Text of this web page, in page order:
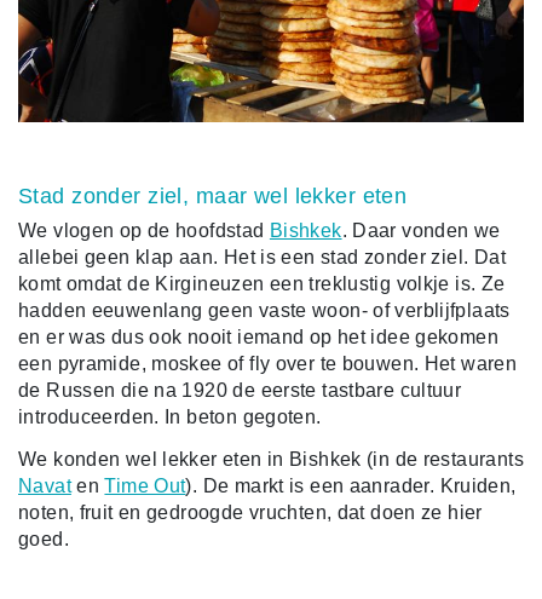
Stad zonder ziel, maar wel lekker eten
We vlogen op de hoofdstad Bishkek. Daar vonden we
allebei geen klap aan. Het is een stad zonder ziel. Dat
komt omdat de Kirgineuzen een treklustig volkje is. Ze
hadden eeuwenlang geen vaste woon- of verblijfplaats
en er was dus ook nooit iemand op het idee gekomen
een pyramide, moskee of fly over te bouwen. Het waren
de Russen die na 1920 de eerste tastbare cultuur
introduceerden. In beton gegoten.
We konden wel lekker eten in Bishkek (in de restaurants
NavatenTime Out). De markt is een aanrader. Kruiden,
noten, fruit en gedroogde vruchten, dat doen ze hier
goed.